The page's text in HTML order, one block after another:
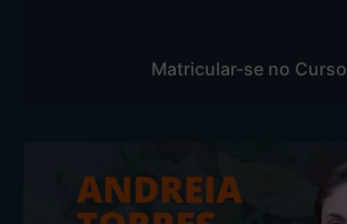
Matricular-se no Curso